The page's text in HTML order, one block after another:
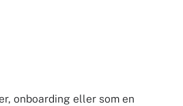
onboarding eller som en